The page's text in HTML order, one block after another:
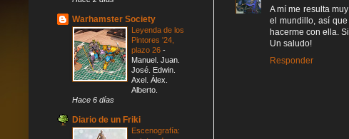
A mí me resulta
el mundillo, así
hacerme con ella.
Un saludo!
Responder
Warhamster Society
Leyenda de los
Pintores '24,
plazo 26 -
Manuel. Juan.
José. Edwin.
Axel. Álex.
Alberto.
Hace 6 días
Diario de un Friki
Escenografía: